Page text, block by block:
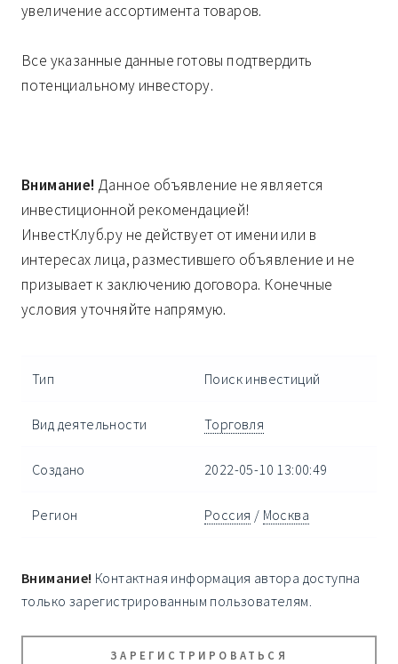
увеличение ассортимента товаров.
Все указанные данные готовы подтвердить
потенциальному инвестору.
Внимание! Данное объявление не является
инвестиционной рекомендацией!
ИнвестКлуб.ру не действует от имени или в
интересах лица, разместившего объявление и не
призывает к заключению договора. Конечные
условия уточняйте напрямую.
Тип Поиск инвестиций
Вид деятельности Торговля
Создано 2022-05-10 13:00:49
Регион Россия / Москва
Внимание! Контактная информация автора доступна
только зарегистрированным пользователям.
ЗАРЕГИСТРИРОВАТЬСЯ